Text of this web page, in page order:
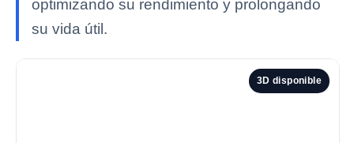
optimizando su rendimiento y prolongando
su vida útil.
3D disponible